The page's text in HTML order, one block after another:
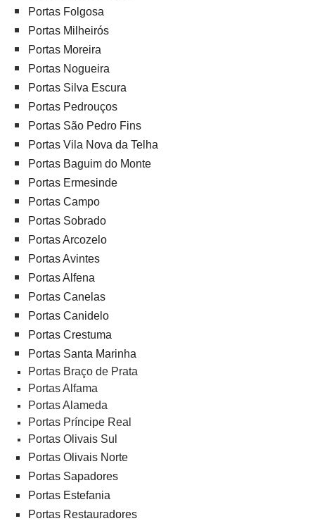
Portas Folgosa
Portas Milheirós
Portas Moreira
Portas Nogueira
Portas Silva Escura
Portas Pedrouços
Portas São Pedro Fins
Portas Vila Nova da Telha
Portas Baguim do Monte
Portas Ermesinde
Portas Campo
Portas Sobrado
Portas Arcozelo
Portas Avintes
Portas Alfena
Portas Canelas
Portas Canidelo
Portas Crestuma
Portas Santa Marinha
Portas Braço de Prata
Portas Alfama
Portas Alameda
Portas Príncipe Real
Portas Olivais Sul
Portas Olivais Norte
Portas Sapadores
Portas Estefania
Portas Restauradores